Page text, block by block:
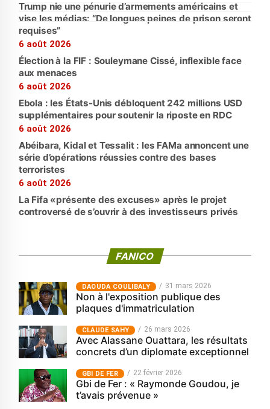
Trump nie une pénurie d’armements américains et
vise les médias: “De longues peines de prison seront
requises”
6 août 2026
Élection à la FIF : Souleymane Cissé, inflexible face
aux menaces
6 août 2026
Ebola : les États-Unis débloquent 242 millions USD
supplémentaires pour soutenir la riposte en RDC
6 août 2026
Abéibara, Kidal et Tessalit : les FAMa annoncent une
série d’opérations réussies contre des bases
terroristes
6 août 2026
La Fifa «présente des excuses» après le projet
controversé de s’ouvrir à des investisseurs privés
FANICO
‎DAOUDA COULIBALY 31 mars 2026
Non à l'exposition publique des
plaques d'immatriculation
CLAUDE SAHY 26 mars 2026
Avec Alassane Ouattara, les résultats
concrets d’un diplomate exceptionnel
GBI DE FER 22 février 2026
Gbi de Fer : « Raymonde Goudou, je
t’avais prévenue »